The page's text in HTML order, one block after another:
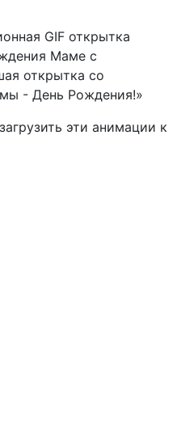
эти анимации к